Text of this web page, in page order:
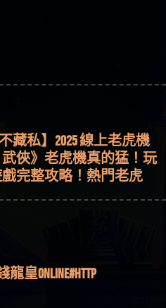
指路，開啟你的高回報
藏私】2025 線上老虎機
平台安全的全攻略！
武俠》老虎機真的猛！玩
種中獎方式！
戲完整攻略！熱門老虎
稱霸老虎機！
投資詐騙套路緊急追討
詐騙 力智投資是真的嗎
翁還在癡迷力智投資高
行詐騙追回資金賴
商行是不是詐騙 天盛商
騙嗎 被天盛商行詐騙一
賴【zg369】退休老翁被
戶e點靈是真的嗎 大戶e
是詐騙嗎 大戶e點靈無
你如何規避詐騙陷阱
騙持續收割國人中【免
投資是詐騙嗎 弘記投資
的嗎 被弘記投資詐騙的
zg369】KnTop利用新型
真的嗎 KnTop是不是詐騙
案詐騙持續收割國人中
皇ONLINE#http